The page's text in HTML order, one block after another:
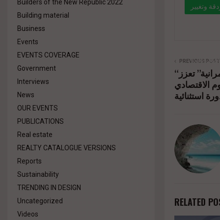
وتغيير
8%aa-
PREVIOUS POST
“أباتشي للاستثمار والتنمية العمرانية” تعزز
الاقتصادي
RELATED
Builders of the New Republic 2022
Building material
Business
Events
EVENTS COVERAGE
Government
Interviews
News
OUR EVENTS
PUBLICATIONS
Real estate
REALTY CATALOGUE VERSIONS
Reports
Sustainability
TRENDING IN DESIGN
Uncategorized
Videos